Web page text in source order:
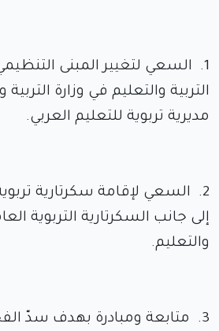
1. السعي لتغيير المبنى
التربية والتعليم في وزارة
مديرية تربوية للتعليم العربي.
2. السعي لإقامة سكرتارية
إلى جانب السكرتارية التربوية
والتعليم.
3. متابعة ومبادرة بهدف سدّ